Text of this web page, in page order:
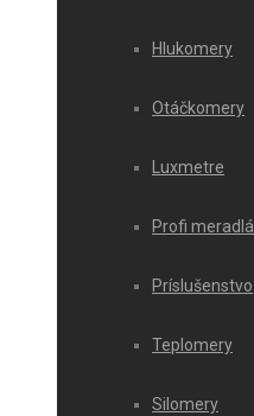
Hlukomery
Otáčkomery
Luxmetre
Profi meradlá
Príslušenstvo
Teplomery
Silomery